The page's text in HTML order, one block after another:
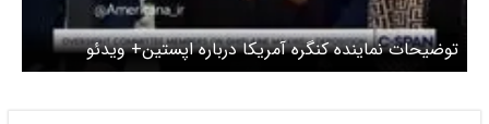
توضیحات نماینده کنگره آمریکا درباره اپستین+ ویدئو